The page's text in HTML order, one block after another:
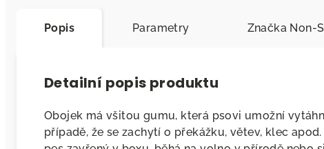
Popis Parametry Značka Non-
Detailní popis produktu
Obojek má všitou gumu, která psovi umožní
případě, že se zachytí o překážku, větev, klec